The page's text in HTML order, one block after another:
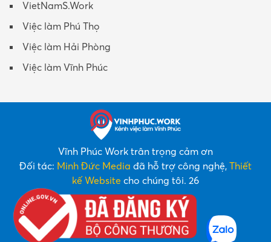
VietNamS.Work
Việc làm Phú Thọ
Việc làm Hải Phòng
Việc làm Vĩnh Phúc
Vĩnh Phúc Work trân trọng cảm ơn
Đối tác: Minh Đức Media đã hỗ trợ công nghệ, Thiết
kế Website cho chúng tôi. 26